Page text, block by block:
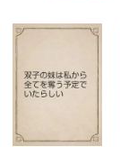
た上、同居まで
鷹哉『宜しくな
雛子『俺の……ひ
シゴデキで冷徹
て……🐥💓🦅